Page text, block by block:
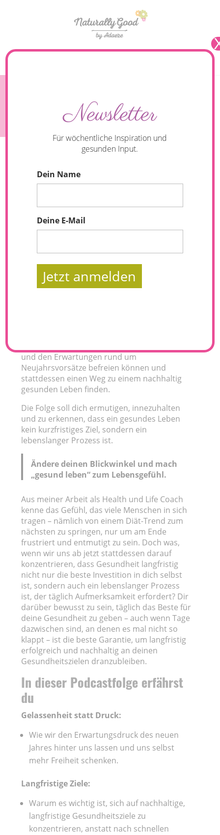
und den Erwartungen rund um
Neujahrsvorsätze befreien können und
stattdessen einen Weg zu einem nachhaltig
gesunden Leben finden.
Die Folge soll dich ermutigen, innezuhalten
und zu erkennen, dass ein gesundes Leben
kein kurzfristiges Ziel, sondern ein
lebenslanger Prozess ist.
Ändere deinen Blickwinkel und mach
„gesund leben“ zum Lebensgefühl.
Aus meiner Arbeit als Health und Life Coach
kenne das Gefühl, das viele Menschen in sich
tragen – nämlich von einem Diät-Trend zum
nächsten zu springen, nur um am Ende
frustriert und entmutigt zu sein. Doch was,
wenn wir uns ab jetzt stattdessen darauf
konzentrieren, dass Gesundheit langfristig
nicht nur die beste Investition in dich selbst
ist, sondern auch ein lebenslanger Prozess
ist, der täglich Aufmerksamkeit erfordert? Dir
darüber bewusst zu sein, täglich das Beste für
deine Gesundheit zu geben – auch wenn Tage
dazwischen sind, an denen es mal nicht so
klappt – ist die beste Garantie, um langfristig
erfolgreich und nachhaltig an deinen
Gesundheitszielen dranzubleiben.
In dieser Podcastfolge erfährst
du
Gelassenheit statt Druck:
Wie wir den Erwartungsdruck des neuen
Jahres hinter uns lassen und uns selbst
mehr Freiheit schenken.
Langfristige Ziele:
Warum es wichtig ist, sich auf nachhaltige,
langfristige Gesundheitsziele zu
konzentrieren, anstatt nach schnellen
Newsletter
Für wöchentliche Inspiration und
gesunden Input.
Dein Name
Deine E-Mail
Jetzt anmelden